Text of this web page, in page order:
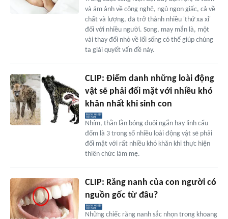
và ám ảnh về công nghệ, ngủ ngon giấc, cả về
chất và lượng, đã trở thành nhiều 'thứ xa xỉ'
đối với nhiều người. Song, may mắn là, một
vài thay đổi nhỏ về lối sống có thể giúp chúng
ta giải quyết vấn đề này.
CLIP: Điểm danh những loài động
vật sẽ phải đối mặt với nhiều khó
khăn nhất khi sinh con
Nhím, thằn lằn bóng đuôi ngắn hay linh cẩu
đốm là 3 trong số nhiều loài động vật sẽ phải
đối mặt với rất nhiều khó khăn khi thực hiện
thiên chức làm mẹ.
CLIP: Răng nanh của con người có
nguồn gốc từ đâu?
Những chiếc răng nanh sắc nhọn trong khoang